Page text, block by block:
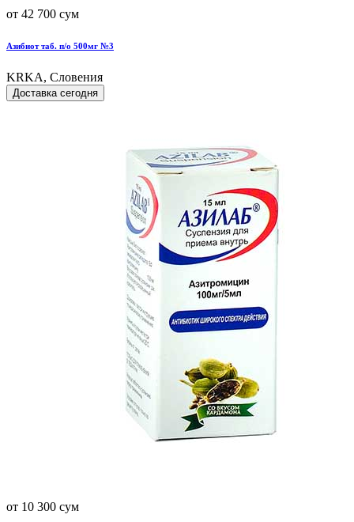
от 42 700 сум
Азибиот таб. п/о 500мг №3
KRKA, Словения
Доставка сегодня
от 10 300 сум